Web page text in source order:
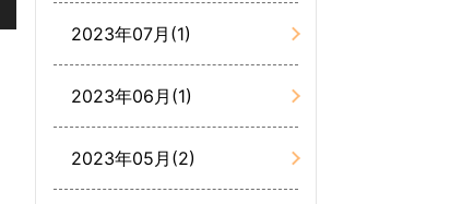
2023年07月(1)
2023年06月(1)
2023年05月(2)